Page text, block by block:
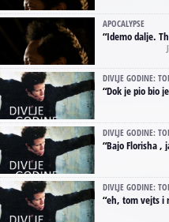
APOCALYPSE
“Idemo dalje.
DIVLJE GODINE:
“Dok je pio bio
DIVLJE GODINE:
“Bajo Florisha , ja bi to
DIVLJE GODINE:
“eh, tom vejts i mark i